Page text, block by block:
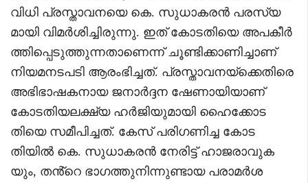
വിധി പ്രസ്താവനയെ കെ. സുധാകരൻ പരസ്യ
മായി വിമർശിച്ചിരുന്നു. ഇത് കോടതിയെ അപകീർ
ത്തിപ്പെടുത്തുന്നതാണെന്ന് ചൂണ്ടിക്കാണിച്ചാണ്
നിയമനടപടി ആരംഭിച്ചത്. പ്രസ്താവനയ്‌ക്കെതിരെ
അഭിഭാഷകനായ ജനാർദ്ദന ഷേണായിയാണ്
കോടതിയലക്ഷ്യ ഹർജിയുമായി ഹൈക്കോട
തിയെ സമീപിച്ചത്. കേസ് പരിഗണിച്ച കോട
തിയിൽ കെ. സുധാകരൻ നേരിട്ട് ഹാജരാവുക
യും, തൻ്റെ ഭാഗത്തുനിന്നുണ്ടായ പരാമർശ